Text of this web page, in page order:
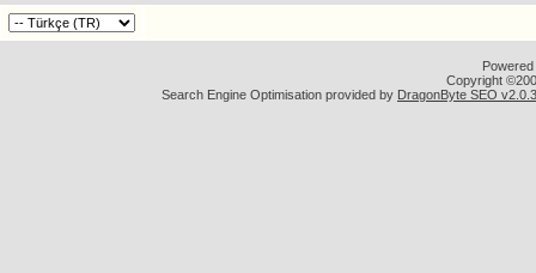
Copyright
Search Engine Optimisation provided by DragonByte SEO